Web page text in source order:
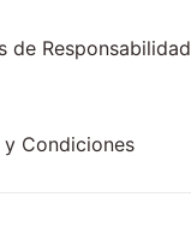
de Responsabilidad
y Condiciones